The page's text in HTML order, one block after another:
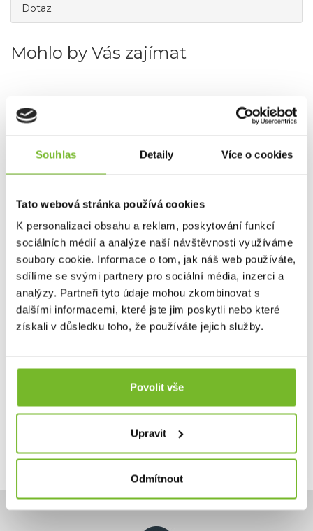
Souhlas Detaily Více o cookies
Tato webová stránka používá cookies
K personalizaci obsahu a reklam, poskytování funkcí
sociálních médií a analýze naší návštěvnosti využíváme
soubory cookie. Informace o tom, jak náš web používáte,
sdílíme se svými partnery pro sociální média, inzerci a
analýzy. Partneři tyto údaje mohou zkombinovat s
dalšími informacemi, které jste jim poskytli nebo které
získali v důsledku toho, že používáte jejich služby.
Povolit vše
Upravit
Odmítnout
Dotaz
Mohlo by Vás zajímat
Pracovní Světlo Ledlenser W2R Work
Pracovní Světlo Ledlenser W2R WorkLedlenser W2R
Work je komp...
Skladem: posledních 5 ks
Kód: 502809